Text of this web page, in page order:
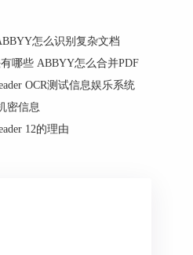
也很厉害，支持多语言混
式识别效果都不错，很适
怎么识别复杂文档
哪些 ABBYY怎么合并PDF
OCR测试信息娱乐系统
密信息
12的理由